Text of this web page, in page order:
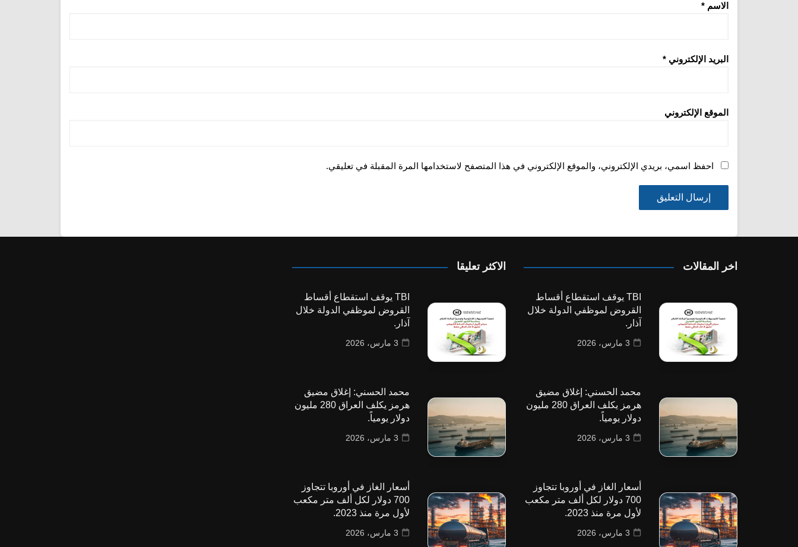
الاسم *
البريد الإلكتروني *
الموقع الإلكتروني
احفظ اسمي، بريدي الإلكتروني، والموقع الإلكتروني في هذا المتصفح لاستخدامها المرة المقبلة في تعليقي.
اخر المقالات
TBI يوقف استقطاع أقساط
القروض لموظفي الدولة خلال
آذار.
3 مارس، 2026
محمد الحسني: إغلاق مضيق
هرمز يكلف العراق 280 مليون
دولار يومياً.
3 مارس، 2026
أسعار الغاز في أوروبا تتجاوز
700 دولار لكل ألف متر مكعب
لأول مرة منذ 2023.
3 مارس، 2026
الاكثر تعليقا
TBI يوقف استقطاع أقساط
القروض لموظفي الدولة خلال
آذار.
3 مارس، 2026
محمد الحسني: إغلاق مضيق
هرمز يكلف العراق 280 مليون
دولار يومياً.
3 مارس، 2026
أسعار الغاز في أوروبا تتجاوز
700 دولار لكل ألف متر مكعب
لأول مرة منذ 2023.
3 مارس، 2026